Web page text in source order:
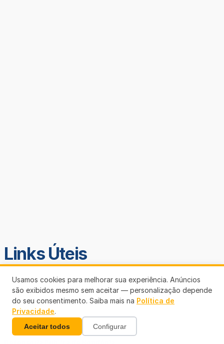
Links Úteis
Usamos cookies para melhorar sua experiência. Anúncios
são exibidos mesmo sem aceitar — personalização depende
do seu consentimento. Saiba mais na Política de
Privacidade.
Aceitar todos Configurar